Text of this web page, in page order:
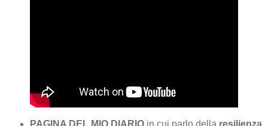
PAGINA DEL MIO DIARIO in cui parlo della resilienza